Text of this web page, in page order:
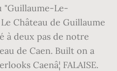
"Guillaume-Le-
Château de Guillaume
à deux pas de notre
de Caen. Built on a
Caenâ¦ FALAISE.